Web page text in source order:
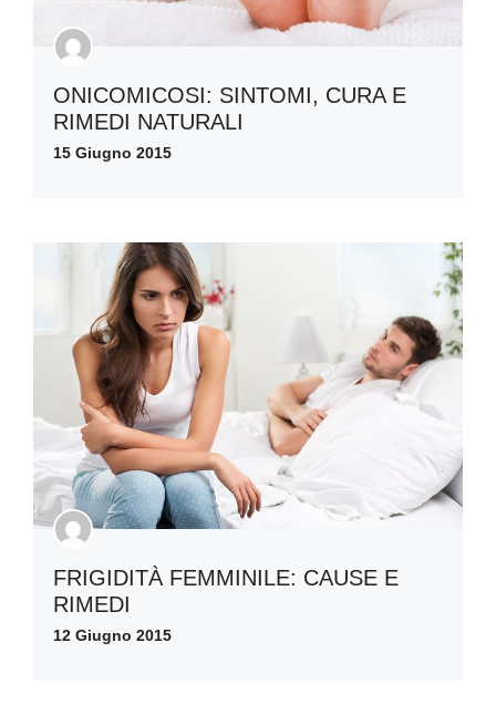
ONICOMICOSI: SINTOMI, CURA E
RIMEDI NATURALI
15 Giugno 2015
FRIGIDITÀ FEMMINILE: CAUSE E
RIMEDI
12 Giugno 2015